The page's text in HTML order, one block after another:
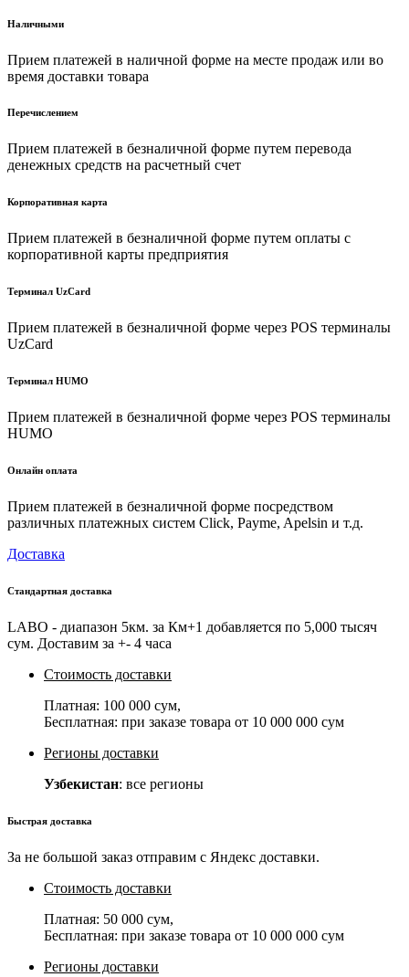
Наличными
Прием платежей в наличной форме на месте продаж или во
время доставки товара
Перечислением
Прием платежей в безналичной форме путем перевода
денежных средств на расчетный счет
Корпоративная карта
Прием платежей в безналичной форме путем оплаты с
корпоративной карты предприятия
Терминал UzCard
Прием платежей в безналичной форме через POS терминалы
UzCard
Терминал HUMO
Прием платежей в безналичной форме через POS терминалы
HUMO
Онлайн оплата
Прием платежей в безналичной форме посредством
различных платежных систем Click, Payme, Apelsin и т.д.
Доставка
Стандартная доставка
LABO - диапазон 5км. за Км+1 добавляется по 5,000 тысяч
сум. Доставим за +- 4 часа
Стоимость доставки
Платная: 100 000 сум,
Бесплатная: при заказе товара от 10 000 000 сум
Регионы доставки
Узбекистан: все регионы
Быстрая доставка
За не большой заказ отправим с Яндекс доставки.
Стоимость доставки
Платная: 50 000 сум,
Бесплатная: при заказе товара от 10 000 000 сум
Регионы доставки